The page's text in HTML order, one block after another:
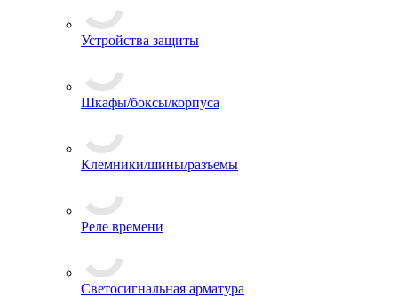
Устройства защиты
Шкафы/боксы/корпуса
Клемники/шины/разъемы
Реле времени
Светосигнальная арматура